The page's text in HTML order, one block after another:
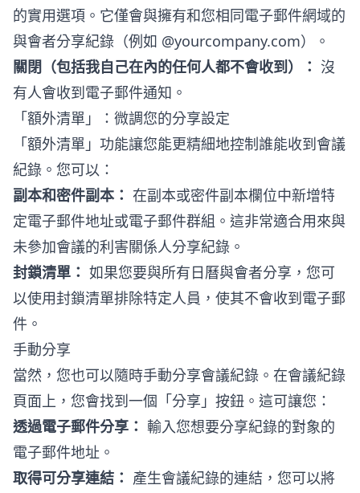
的實用選項。它僅會與擁有和您相同電子郵件網域的
與會者分享紀錄（例如 @yourcompany.com）。
關閉（包括我自己在內的任何人都不會收到）： 沒
有人會收到電子郵件通知。
「額外清單」：微調您的分享設定
「額外清單」功能讓您能更精細地控制誰能收到會議
紀錄。您可以：
副本和密件副本： 在副本或密件副本欄位中新增特
定電子郵件地址或電子郵件群組。這非常適合用來與
未參加會議的利害關係人分享紀錄。
封鎖清單： 如果您要與所有日曆與會者分享，您可
以使用封鎖清單排除特定人員，使其不會收到電子郵
件。
手動分享
當然，您也可以隨時手動分享會議紀錄。在會議紀錄
頁面上，您會找到一個「分享」按鈕。這可讓您：
透過電子郵件分享： 輸入您想要分享紀錄的對象的
電子郵件地址。
取得可分享連結： 產生會議紀錄的連結，您可以將